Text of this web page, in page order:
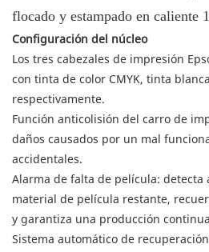
Configuración del núcleo
Los tres cabezales de impresión
con tinta de color CMYK, tinta
respectivamente.
Función anticolisión del carro de
daños causados ​​por un mal
accidentales.
Alarma de falta de película: detecta
material de película restante,
y garantiza una producción
Sistema automático de